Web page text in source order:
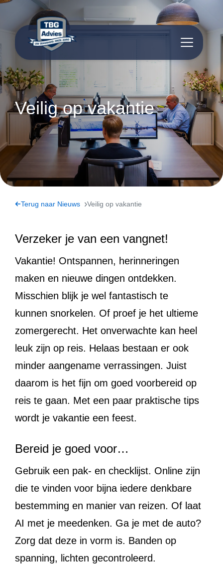
Veilig op vakantie
Terug naar Nieuws Veilig op vakantie
Verzeker je van een vangnet!
Vakantie! Ontspannen, herinneringen
maken en nieuwe dingen ontdekken.
Misschien blijk je wel fantastisch te
kunnen snorkelen. Of proef je het ultieme
zomergerecht. Het onverwachte kan heel
leuk zijn op reis. Helaas bestaan er ook
minder aangename verrassingen. Juist
daarom is het fijn om goed voorbereid op
reis te gaan. Met een paar praktische tips
wordt je vakantie een feest.
Bereid je goed voor…
Gebruik een pak- en checklijst. Online zijn
die te vinden voor bijna iedere denkbare
bestemming en manier van reizen. Of laat
AI met je meedenken. Ga je met de auto?
Zorg dat deze in vorm is. Banden op
spanning, lichten gecontroleerd.